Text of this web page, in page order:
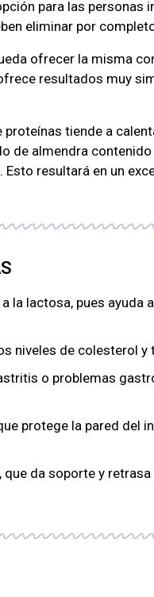
para las
eliminar por
ofrecer la misma
resultados muy
tiende a
de almendra
resultará en un
la lactosa, pues
niveles de colesterol
o problemas
protege la pared del
da soporte y